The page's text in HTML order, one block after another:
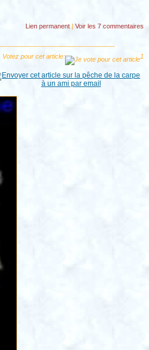
Lien permanent| Voirles 7 commentaires
Votez pour cet article: 1